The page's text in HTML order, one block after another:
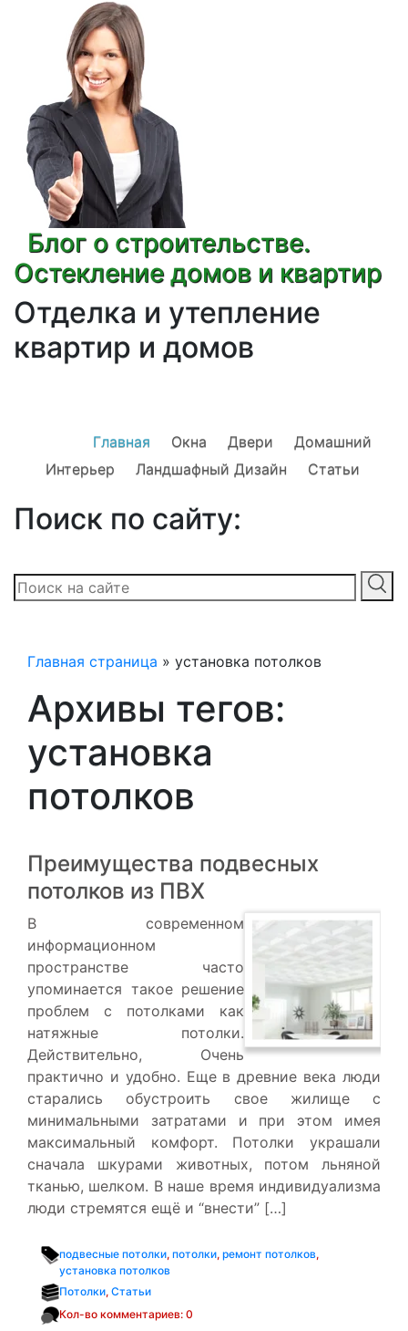
Блог о строительстве.
Остекление домов и квартир
Отделка и утепление
квартир и домов
Главная Окна Двери
Домашний
Интерьер
Ландшафный Дизайн Статьи
Поиск по сайту:
Главная страница » установка потолков
Архивы тегов:
установка
потолков
Преимущества подвесных
потолков из ПВХ
В современном
информационном
пространстве часто
упоминается такое решение
проблем с потолками как
натяжные потолки.
Действительно, Очень
практично и удобно. Еще в древние века люди
старались обустроить свое жилище с
минимальными затратами и при этом имея
максимальный комфорт. Потолки украшали
сначала шкурами животных, потом льняной
тканью, шелком. В наше время индивидуализма
люди стремятся ещё и “внести” […]
подвесные потолки, потолки, ремонт потолков,
установка потолков
Потолки, Статьи
Кол-во комментариев: 0